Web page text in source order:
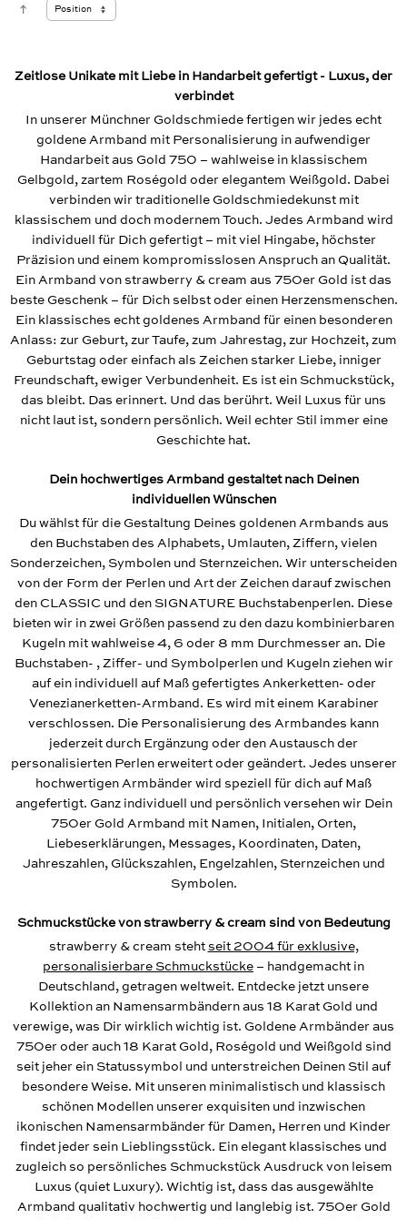
Zeitlose Unikate mit Liebe in Handarbeit gefertigt - Luxus, der
verbindet
In unserer Münchner Goldschmiede fertigen wir jedes echt
goldene Armband mit Personalisierung in aufwendiger
Handarbeit aus Gold 750 – wahlweise in klassischem
Gelbgold, zartem Roségold oder elegantem Weißgold. Dabei
verbinden wir traditionelle Goldschmiedekunst mit
klassischem und doch modernem Touch. Jedes Armband wird
individuell für Dich gefertigt – mit viel Hingabe, höchster
Präzision und einem kompromisslosen Anspruch an Qualität.
Ein Armband von strawberry & cream aus 750er Gold ist das
beste Geschenk – für Dich selbst oder einen Herzensmenschen.
Ein klassisches echt goldenes Armband für einen besonderen
Anlass: zur Geburt, zur Taufe, zum Jahrestag, zur Hochzeit, zum
Geburtstag oder einfach als Zeichen starker Liebe, inniger
Freundschaft, ewiger Verbundenheit. Es ist ein Schmuckstück,
das bleibt. Das erinnert. Und das berührt. Weil Luxus für uns
nicht laut ist, sondern persönlich. Weil echter Stil immer eine
Geschichte hat.
Dein hochwertiges Armband gestaltet nach Deinen
individuellen Wünschen
Du wählst für die Gestaltung Deines goldenen Armbands aus
den Buchstaben des Alphabets, Umlauten, Ziffern, vielen
Sonderzeichen, Symbolen und Sternzeichen. Wir unterscheiden
von der Form der Perlen und Art der Zeichen darauf zwischen
den CLASSIC und den SIGNATURE Buchstabenperlen. Diese
bieten wir in zwei Größen passend zu den dazu kombinierbaren
Kugeln mit wahlweise 4, 6 oder 8 mm Durchmesser an. Die
Buchstaben- , Ziffer- und Symbolperlen und Kugeln ziehen wir
auf ein individuell auf Maß gefertigtes Ankerketten- oder
Venezianerketten-Armband. Es wird mit einem Karabiner
verschlossen. Die Personalisierung des Armbandes kann
jederzeit durch Ergänzung oder den Austausch der
personalisierten Perlen erweitert oder geändert. Jedes unserer
hochwertigen Armbänder wird speziell für dich auf Maß
angefertigt. Ganz individuell und persönlich versehen wir Dein
750er Gold Armband mit Namen, Initialen, Orten,
Liebeserklärungen, Messages, Koordinaten, Daten,
Jahreszahlen, Glückszahlen, Engelzahlen, Sternzeichen und
Symbolen.
Schmuckstücke von strawberry & cream sind von Bedeutung
strawberry & cream steht seit 2004 für exklusive,
personalisierbare Schmuckstücke – handgemacht in
Deutschland, getragen weltweit. Entdecke jetzt unsere
Kollektion an Namensarmbändern aus 18 Karat Gold und
verewige, was Dir wirklich wichtig ist. Goldene Armbänder aus
750er oder auch 18 Karat Gold, Roségold und Weißgold sind
seit jeher ein Statussymbol und unterstreichen Deinen Stil auf
besondere Weise. Mit unseren minimalistisch und klassisch
schönen Modellen unserer exquisiten und inzwischen
ikonischen Namensarmbänder für Damen, Herren und Kinder
findet jeder sein Lieblingsstück. Ein elegant klassisches und
zugleich so persönliches Schmuckstück Ausdruck von leisem
Luxus (quiet Luxury). Wichtig ist, dass das ausgewählte
Armband qualitativ hochwertig und langlebig ist. 750er Gold